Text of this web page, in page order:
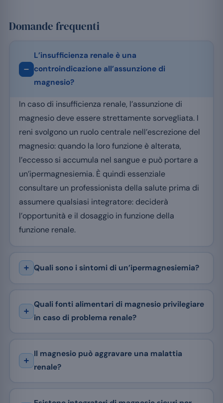
Domande frequenti
L’insufficienza renale è una
controindicazione all’assunzione di
magnesio?
In caso di insufficienza renale, l’assunzione di
magnesio deve essere strettamente sorvegliata. I
reni svolgono un ruolo centrale nell’escrezione del
magnesio: quando la loro funzione è alterata,
l’eccesso si accumula nel sangue e può portare a
un’ipermagnesiemia. È quindi essenziale
consultare un professionista della salute prima di
assumere qualsiasi integratore: deciderà
l’opportunità e il dosaggio in funzione della
funzione renale.
Quali sono i sintomi di un’ipermagnesiemia?
Quali fonti alimentari di magnesio privilegiare
in caso di problema renale?
Il magnesio può aggravare una malattia
renale?